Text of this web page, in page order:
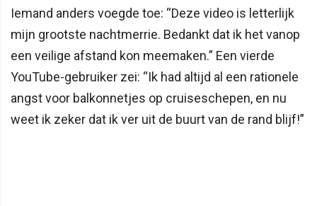
Iemand anders voegde toe: “Deze video is letterlijk
mijn grootste nachtmerrie. Bedankt dat ik het vanop
een veilige afstand kon meemaken.” Een vierde
YouTube-gebruiker zei: “Ik had altijd al een rationele
angst voor balkonnetjes op cruiseschepen, en nu
weet ik zeker dat ik ver uit de buurt van de rand blijf!”